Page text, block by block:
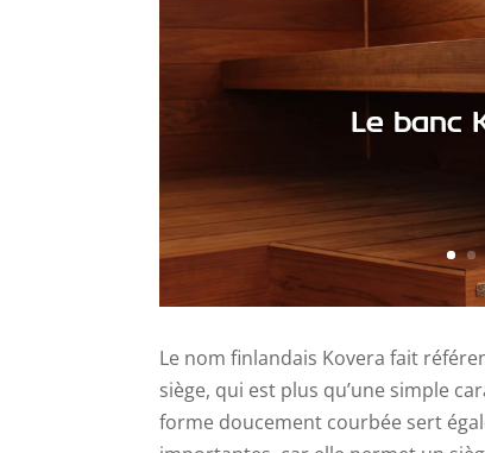
Le banc
Le nom finlandais Kovera fait
siège, qui est plus qu’une simple
forme doucement courbée sert